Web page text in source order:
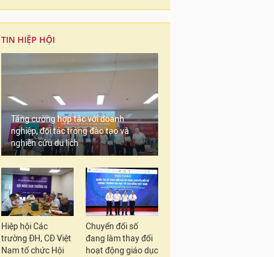
TIN HIỆP HỘI
Tăng cường hợp tác với doanh
nghiệp, đối tác trong đào tạo và
nghiên cứu du lịch
Hiệp hội Các
trường ĐH, CĐ Việt
Nam tổ chức Hội
Chuyển đổi số
đang làm thay đổi
hoạt động giáo dục